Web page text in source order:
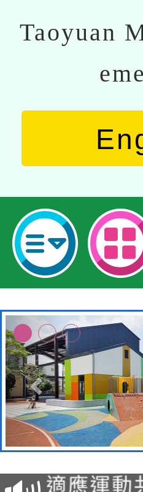
Taoyuan
本校115
招甄選結
適應運動